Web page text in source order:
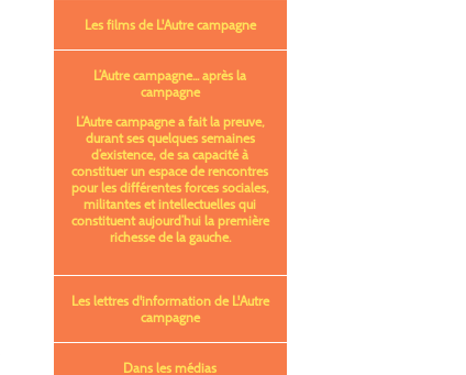
Les films de L'Autre campagne
L’Autre campagne... après la
campagne
L’Autre campagne a fait la preuve,
durant ses quelques semaines
d’existence, de sa capacité à
constituer un espace de rencontres
pour les différentes forces sociales,
militantes et intellectuelles qui
constituent aujourd’hui la première
richesse de la gauche.
Les lettres d'information de L'Autre
campagne
Dans les médias